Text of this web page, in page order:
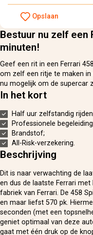
Bestuur nu zelf een
minuten!
Geef een rit in een Ferrari
om zelf een ritje te maken
nu mogelijk om de supercar
In het kort
Half uur zelfstandig
Professionele
Brandstof;
All-Risk-verzekering.
Beschrijving
Dit is naar verwachting de
en dus de laatste Ferrari
fabriek van Ferrari. De 458
en maar liefst 570 pk.
seconden (met een
geniet optimaal van deze
gaat met één druk op de
Opslaan